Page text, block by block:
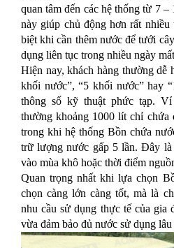
quan tâm đến các hệ thống từ 7
này giúp chủ động hơn rất nhiều
biệt khi cần thêm nước để tưới
dụng liên tục trong nhiều ngày
Hiện nay, khách hàng thường dễ
khối nước”, “5 khối nước” hay
thông số kỹ thuật phức tạp.
thường khoảng 1000 lít chỉ chứa
trong khi hệ thống Bồn chứa
trữ lượng nước gấp 5 lần. Đây
vào mùa khô hoặc thời điểm
Quan trọng nhất khi lựa chọn
chọn càng lớn càng tốt, mà là
nhu cầu sử dụng thực tế của
vừa đảm bảo đủ nước sử dụng lâu